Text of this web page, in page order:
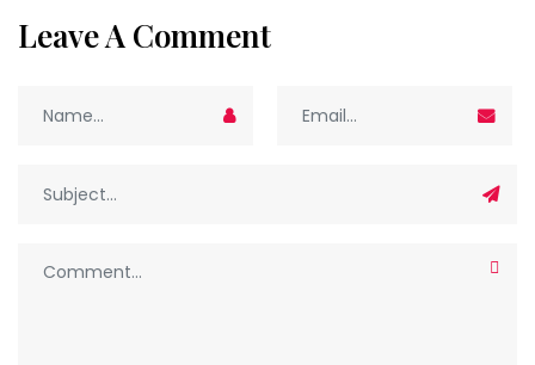
Leave A Comment